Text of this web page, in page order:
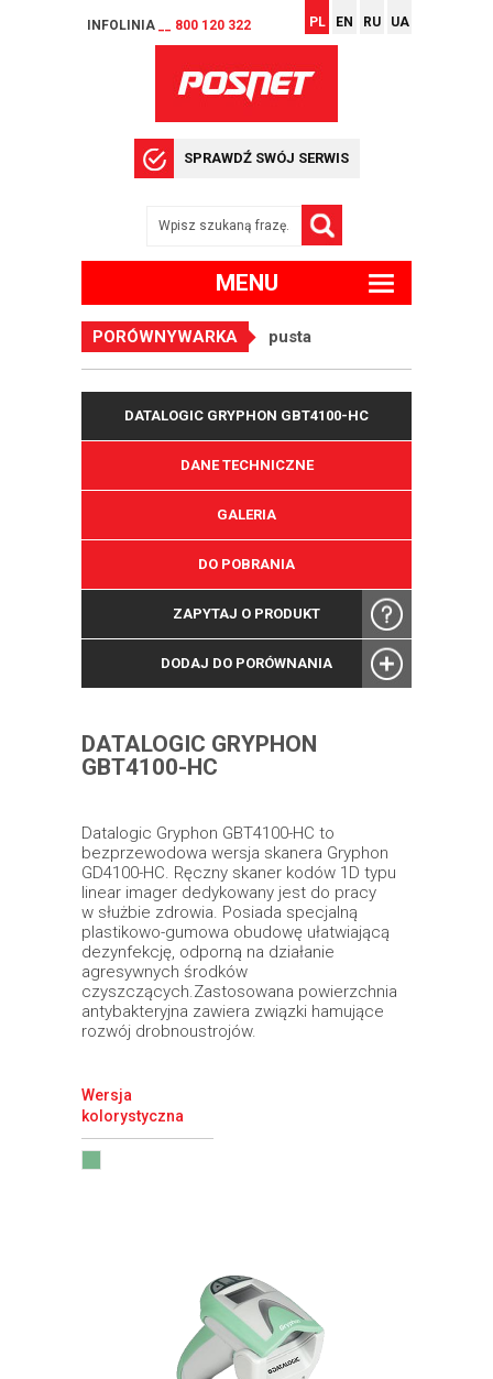
INFOLINIA __ 800 120 322 PL EN RU UA
SPRAWDŹ SWÓJ SERWIS
MENU
PORÓWNYWARKA pusta
DATALOGIC GRYPHON GBT4100-HC
DANE TECHNICZNE
GALERIA
DO POBRANIA
ZAPYTAJ O PRODUKT
DODAJ DO PORÓWNANIA
DATALOGIC GRYPHON
GBT4100-HC
Datalogic Gryphon GBT4100-HC to
bezprzewodowa wersja skanera Gryphon
GD4100-HC. Ręczny skaner kodów 1D typu
linear imager dedykowany jest do pracy
w służbie zdrowia. Posiada specjalną
plastikowo-gumowa obudowę ułatwiającą
dezynfekcję, odporną na działanie
agresywnych środków
czyszczących.Zastosowana powierzchnia
antybakteryjna zawiera związki hamujące
rozwój drobnoustrojów.
Wersja
kolorystyczna